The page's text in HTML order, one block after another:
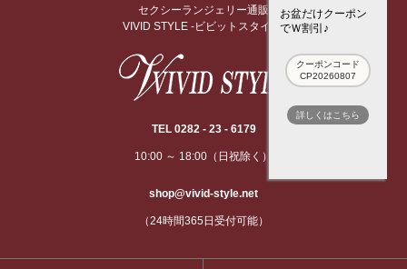
セクシーランジェリー通販
VIVID STYLE -ビビットスタイル-
TEL 0282 - 23 - 6179
10:00 ～ 18:00（日祝除く）
shop@vivid-style.net
（24時間365日受付可能）
お盆だけクーポン
でＷ割引♪
クーポンコード
CP20260807
詳しくはこちら